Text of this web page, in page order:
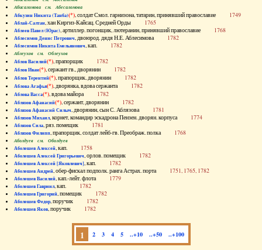
Абисаломова см. Абесаломова
Абкузин Никита (Танба)(*), солдат Смол. гарнизона, татарин, принявший православие 1749
Аблай-Салтан, хан Киргиз-Кайсац. Средней Орды 1765
Аблеев Павел (Юрас), артиллер. погонщик, лютеранин, принявший православие 1768
Аблесимов Денис Петрович, двоюрод. дядя Н.Е. Аблесимова 1782
Аблесимов Никита Емельянович, кап. 1782
Аблеухов см. Облеухов
Аблов Василий(*), прапорщик 1782
Аблов Иван(*), сержант гв., дворянин 1782
Аблов Терентий(*), прапорщик, дворянин 1782
Аблова Агафья(*), дворянка, вдова сержанта 1782
Аблова Васса(*), вдова майора 1782
Аблязов Афанасий(*), сержант, дворянин 1782
Аблязов Афанасий Силыч, дворянин, сын С. Аблязова 1781
Аблязов Михаил, корнет, командир эскадрона Пензен. дворян. корпуса 1774
Аблязов Сила, ряз. помещик 1781
Аблязов Филипп, прапорщик, солдат лейб-гв. Преображ. полка 1768
Аболдуев см. Оболдуев
Аболешев Алексей, кап. 1758
Аболешев Алексей Григорьевич, орлов. помещик 1782
Аболешев Алексей [Яковлевич], кап. 1782
Аболешев Андрей, обер-фискал подполк. ранга Астрах. порта 1751, 1765, 1782
Аболешев Василий, кап.-лейт. флота 1779
Аболешев Гавриил, кап. 1782
Аболешев Григорий, помещик 1782
Аболешев Федор, поручик 1782
Аболешев Яков, поручик 1782
1 2 3 4 5 ..+10 ..+50 ..+100